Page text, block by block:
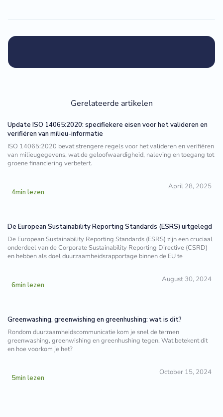
Gerelateerde artikelen
Update ISO 14065:2020: specifiekere eisen voor het valideren en
verifiëren van milieu-informatie
ISO 14065:2020 bevat strengere regels voor het valideren en verifiëren
van milieugegevens, wat de geloofwaardigheid, naleving en toegang tot
groene financiering verbetert.
4min lezen
April 28, 2025
De European Sustainability Reporting Standards (ESRS) uitgelegd
De European Sustainability Reporting Standards (ESRS) zijn een cruciaal
onderdeel van de Corporate Sustainability Reporting Directive (CSRD)
en hebben als doel duurzaamheidsrapportage binnen de EU te
6min lezen
August 30, 2024
Greenwashing, greenwishing en greenhushing: wat is dit?
Rondom duurzaamheidscommunicatie kom je snel de termen
greenwashing, greenwishing en greenhushing tegen. Wat betekent dit
en hoe voorkom je het?
5min lezen
October 15, 2024